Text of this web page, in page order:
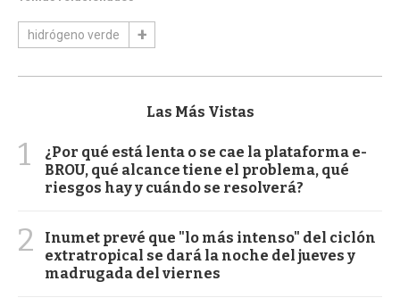
hidrógeno verde
Las Más Vistas
1
¿Por qué está lenta o se cae la plataforma e-
BROU, qué alcance tiene el problema, qué
riesgos hay y cuándo se resolverá?
2
Inumet prevé que "lo más intenso" del ciclón
extratropical se dará la noche del jueves y
madrugada del viernes